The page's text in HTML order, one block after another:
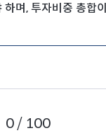
하며, 투자비중 총합이
0 / 100